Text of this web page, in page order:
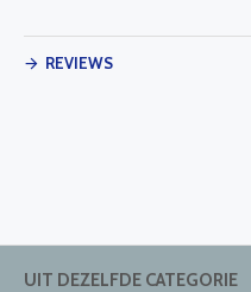
REVIEWS
UIT DEZELFDE CATEGORIE